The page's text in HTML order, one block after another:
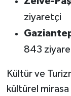
ziyaretçi
843
Kültür ve
kültürel